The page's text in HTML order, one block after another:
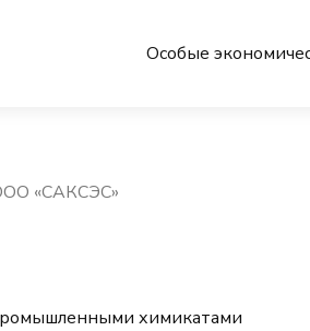
Особые
«САКСЭС»
химикатами